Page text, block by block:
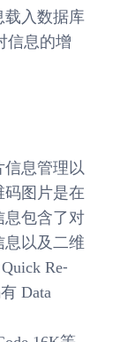
载入数据库
信息的增
息管理以
码图片是在
息包含了对
息以及二维
Re⁃
Data